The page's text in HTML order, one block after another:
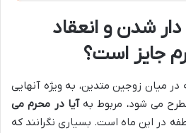
دار شدن و انعقاد
جایز است؟
میان زوجین متدین، به ویژه آنهایی
می شود، مربوط بهآیا در محرم می
در این ماه است. بسیاری نگرانند که